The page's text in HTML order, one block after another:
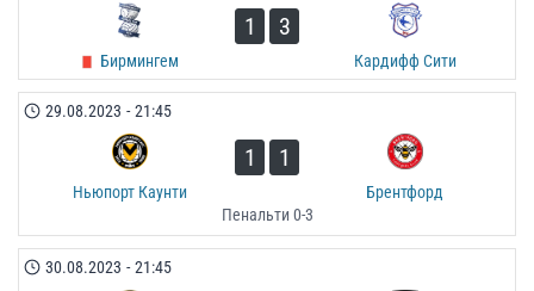
Бирмингем
1 3
Кардифф Сити
29.08.2023 - 21:45
Ньюпорт Каунти
1 1
Брентфорд
Пенальти 0-3
30.08.2023 - 21:45